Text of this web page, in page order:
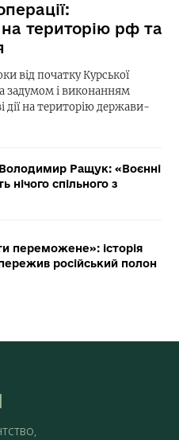
територію рф та
від початку Курської
задумом і виконанням
дії на територію держави-
Ращук: «Воєнні
спільного з
переможене»: історія
російський полон